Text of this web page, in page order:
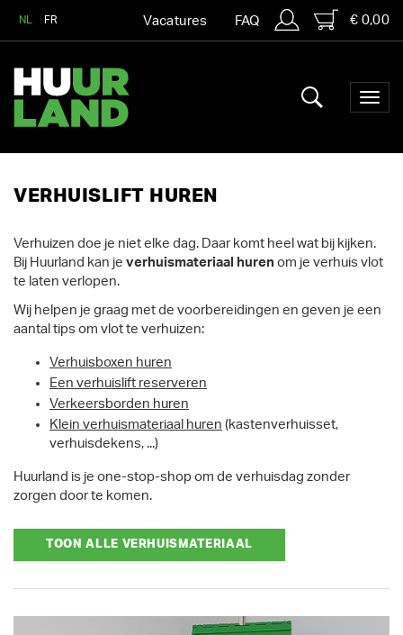
NL FR Vacatures FAQ € 0,00
VERHUISLIFT HUREN
Verhuizen doe je niet elke dag. Daar komt heel wat bij kijken.
Bij Huurland kan je verhuismateriaal huren om je verhuis vlot
te laten verlopen.
Wij helpen je graag met de voorbereidingen en geven je een
aantal tips om vlot te verhuizen:
Verhuisboxen huren
Een verhuislift reserveren
Verkeersborden huren
Klein verhuismateriaal huren (kastenverhuisset,
verhuisdekens, ...)
Huurland is je one-stop-shop om de verhuisdag zonder
zorgen door te komen.
TOON ALLE VERHUISMATERIAAL